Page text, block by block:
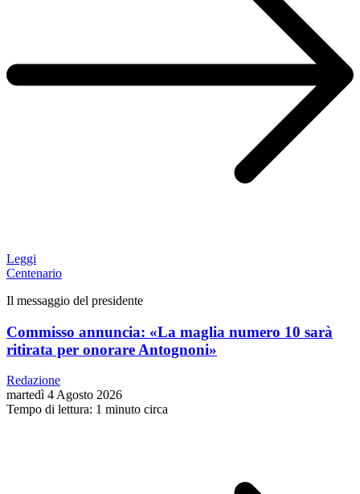
Leggi
Centenario
Il messaggio del presidente
Commisso annuncia: «La maglia numero 10 sarà
ritirata per onorare Antognoni»
Redazione
martedì 4 Agosto 2026
Tempo di lettura: 1 minuto circa